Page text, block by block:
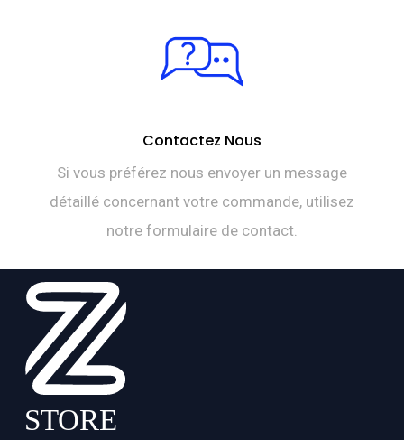
Contactez Nous
Si vous préférez nous envoyer un message
détaillé concernant votre commande, utilisez
notre formulaire de contact.